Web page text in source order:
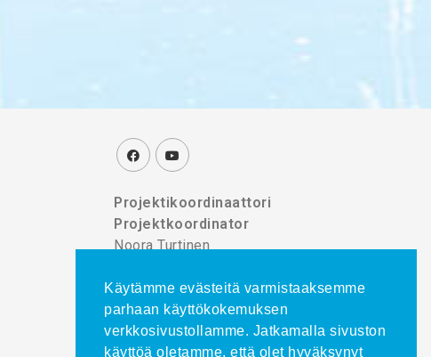
Projektikoordinaattori
Projektkoordinator
Noora Turtinen
Käytämme evästeitä varmistaaksemme
parhaan käyttökokemuksen
verkkosivustollamme. Jatkamalla sivuston
käyttöä oletamme, että olet hyväksynyt